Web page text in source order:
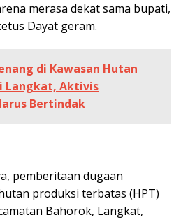
merasa dekat sama bupati,
Dayat geram.
di Kawasan Hutan
Langkat, Aktivis
Bertindak
pemberitaan dugaan
produksi terbatas (HPT)
Bahorok, Langkat,